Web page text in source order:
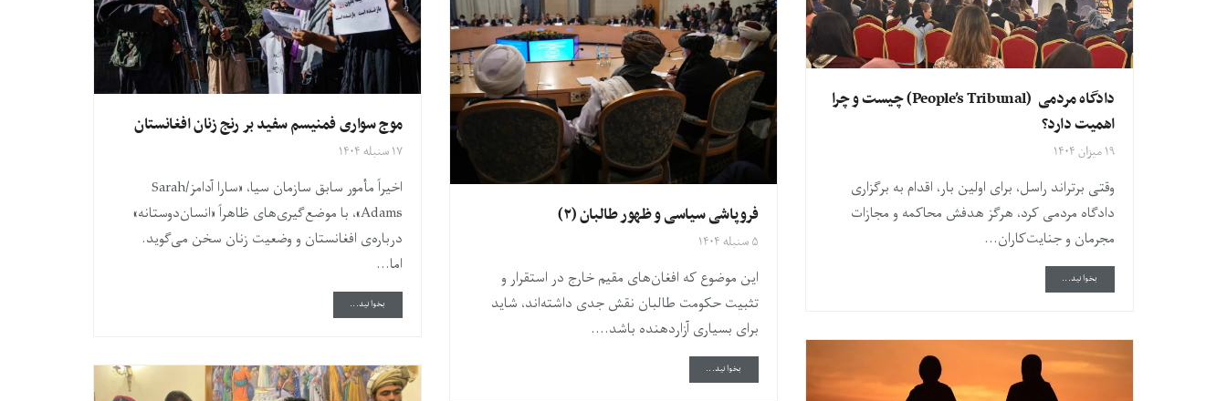
دادگاه مردمی (People’s Tribunal) چیست و چرا
اهمیت دارد؟
۱۹ میزان ۱۴۰۴
وقتی برتراند راسل، برای اولین بار، اقدام به برگزاری
دادگاه مردمی کرد، هرگز هدفش محاکمه و مجازات
مجرمان و جنایت‌کاران...
بخوانید...
موج سواری فمنیسم سفید بر رنج زنان افغانستان
۱۷ سنبله ۱۴۰۴
اخیراً مأمور سابق سازمان سیا، «سارا آدامز/Sarah
Adams»، با موضع‌گیری‌های ظاهراً «انسان‌دوستانه»
درباره‌ی افغانستان و وضعیت زنان سخن می‌گوید.
اما...
بخوانید...
فروپاشی سیاسی و ظهور طالبان (۲)
۵ سنبله ۱۴۰۴
این موضوع که افغان‌های مقیم خارج در استقرار و
تثبیت حکومت طالبان نقش جدی داشته‌اند، شاید
برای بسیاری‌ آزاردهنده باشد....
بخوانید...